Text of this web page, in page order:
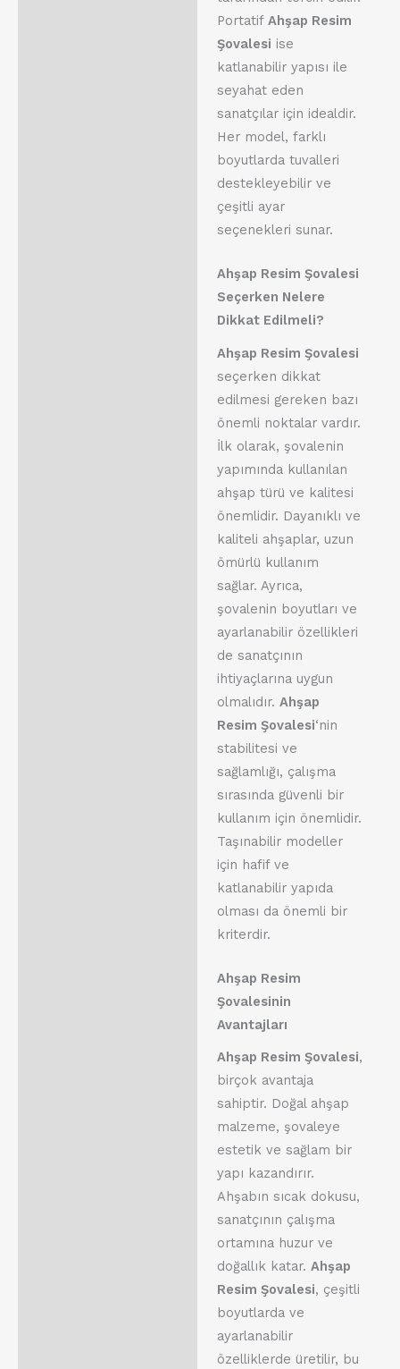
Portatif Ahşap Resim
Şovalesi ise
katlanabilir yapısı ile
seyahat eden
sanatçılar için idealdir.
Her model, farklı
boyutlarda tuvalleri
destekleyebilir ve
çeşitli ayar
seçenekleri sunar.
Ahşap Resim Şovalesi
Seçerken Nelere
Dikkat Edilmeli?
Ahşap Resim Şovalesi
seçerken dikkat
edilmesi gereken bazı
önemli noktalar vardır.
İlk olarak, şovalenin
yapımında kullanılan
ahşap türü ve kalitesi
önemlidir. Dayanıklı ve
kaliteli ahşaplar, uzun
ömürlü kullanım
sağlar. Ayrıca,
şovalenin boyutları ve
ayarlanabilir özellikleri
de sanatçının
ihtiyaçlarına uygun
olmalıdır. Ahşap
Resim Şovalesi‘nin
stabilitesi ve
sağlamlığı, çalışma
sırasında güvenli bir
kullanım için önemlidir.
Taşınabilir modeller
için hafif ve
katlanabilir yapıda
olması da önemli bir
kriterdir.
Ahşap Resim
Şovalesinin
Avantajları
Ahşap Resim Şovalesi,
birçok avantaja
sahiptir. Doğal ahşap
malzeme, şovaleye
estetik ve sağlam bir
yapı kazandırır.
Ahşabın sıcak dokusu,
sanatçının çalışma
ortamına huzur ve
doğallık katar. Ahşap
Resim Şovalesi, çeşitli
boyutlarda ve
ayarlanabilir
özelliklerde üretilir, bu